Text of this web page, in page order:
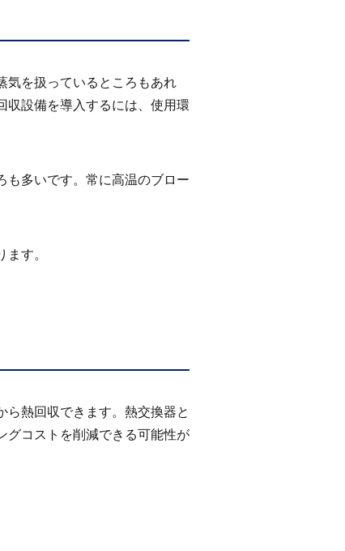
気を扱っているところもあれ
収設備を導入するには、使用環
も多いです。常に高温のブロー
す。
熱回収できます。熱交換器と
グコストを削減できる可能性が